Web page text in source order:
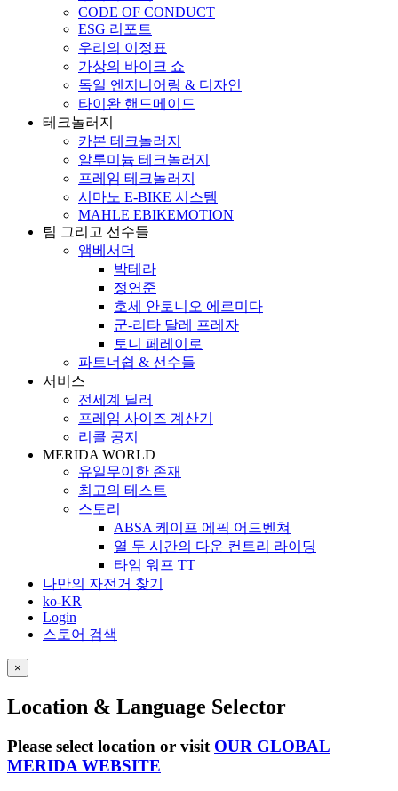
CODE OF CONDUCT
ESG 리포트
우리의 이정표
가상의 바이크 쇼
독일 엔지니어링 & 디자인
타이완 핸드메이드
테크놀러지
카본 테크놀러지
알루미늄 테크놀러지
프레임 테크놀러지
시마노 E-BIKE 시스템
MAHLE EBIKEMOTION
팀 그리고 선수들
앰베서더
박테라
정연준
호세 안토니오 에르미다
군-리타 달레 프레자
토니 페레이로
파트너쉽 & 선수들
서비스
전세계 딜러
프레임 사이즈 계산기
리콜 공지
MERIDA WORLD
유일무이한 존재
최고의 테스트
스토리
ABSA 케이프 에픽 어드벤쳐
열 두 시간의 다운 컨트리 라이딩
타임 워프 TT
나만의 자전거 찾기
ko-KR
Login
스토어 검색
×
Location & Language Selector
Please select location or visit OUR GLOBAL
MERIDA WEBSITE